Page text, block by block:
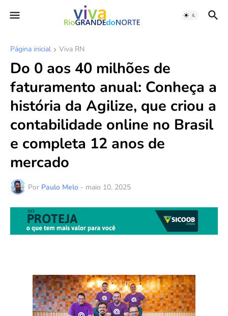
Página inicial Viva RN
Do 0 aos 40 milhões de
faturamento anual: Conheça a
história da Agilize, que criou a
contabilidade online no Brasil
e completa 12 anos de
mercado
Por Paulo Melo - maio 10, 2025